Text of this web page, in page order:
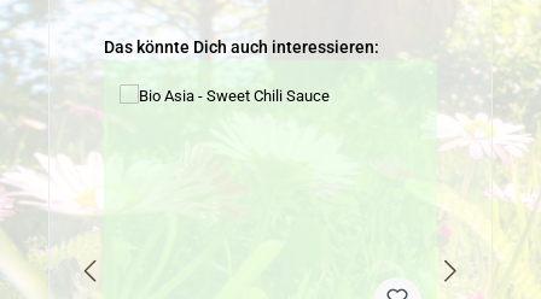
Produktgalerie überspringen
Das könnte Dich auch interessieren: